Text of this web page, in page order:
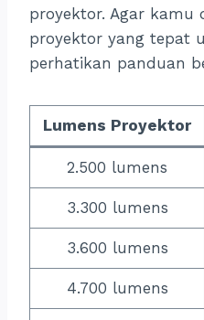
proyektor. Agar kamu
proyektor yang tepat
perhatikan panduan
Lumens Proyektor
2.500 lumens
3.300 lumens
3.600 lumens
4.700 lumens